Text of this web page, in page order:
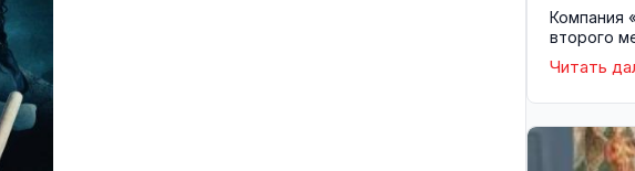
Компания
второго
Читать